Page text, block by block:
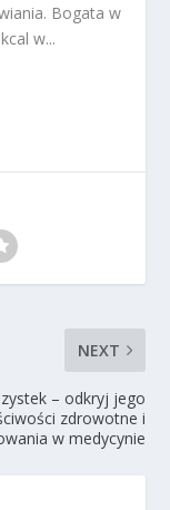
Bogata w
w...
NEXT
– odkryj jego
zdrowotne i
w medycynie